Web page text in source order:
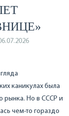
каникулах была
рынка. Но в СССР и
чем-то гораздо